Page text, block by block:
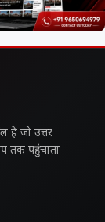
है जो उत्तर
तक पहुंचाता